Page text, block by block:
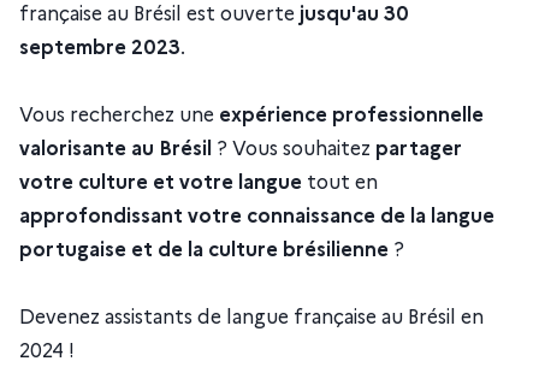
française au Brésil est ouverte jusqu'au 30
septembre 2023.
Vous recherchez une expérience professionnelle
valorisante au Brésil ? Vous souhaitez partager
votre culture et votre langue tout en
approfondissant votre connaissance de la langue
portugaise et de la culture brésilienne ?
Devenez assistants de langue française au Brésil en
2024 !